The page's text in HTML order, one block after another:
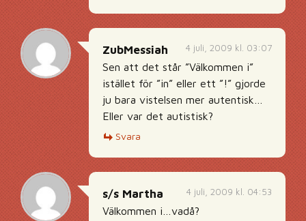
4 juli, 2009 kl. 03:07
ZubMessiah
Sen att det står ”Välkommen i”
istället för ”in” eller ett ”!” gjorde
ju bara vistelsen mer autentisk…
Eller var det autistisk?
Svara
4 juli, 2009 kl. 04:53
s/s Martha
Välkommen i…vadå?